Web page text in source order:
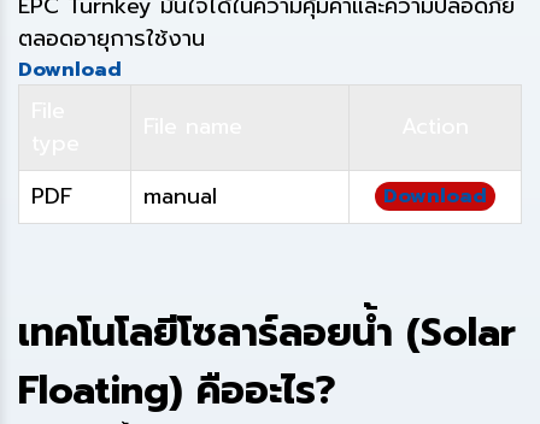
ตลอดอายุการใช้งาน
Download
PDF manual Download
เทคโนโลยีโซลาร์ลอยน้ำ (Solar
Floating) คืออะไร?